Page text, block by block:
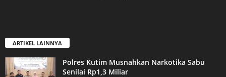
ARTIKEL LAINNYA
Polres Kutim Musnahkan Narkotika Sabu
Senilai Rp1,3 Miliar